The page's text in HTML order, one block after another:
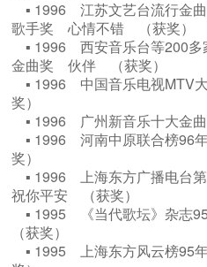
▪ 1996 江苏文艺台流行金
歌手奖 心情不错 （获奖）
▪ 1996 西安音乐台等200多
金曲奖 伙伴 （获奖）
▪ 1996 中国音乐电视MTV
奖）
▪ 1996 广州新音乐十大金
▪ 1996 河南中原联合榜96
奖）
▪ 1996 上海东方广播电台
祝你平安 （获奖）
▪ 1995 《当代歌坛》杂志
（获奖）
▪ 1995 上海东方风云榜95